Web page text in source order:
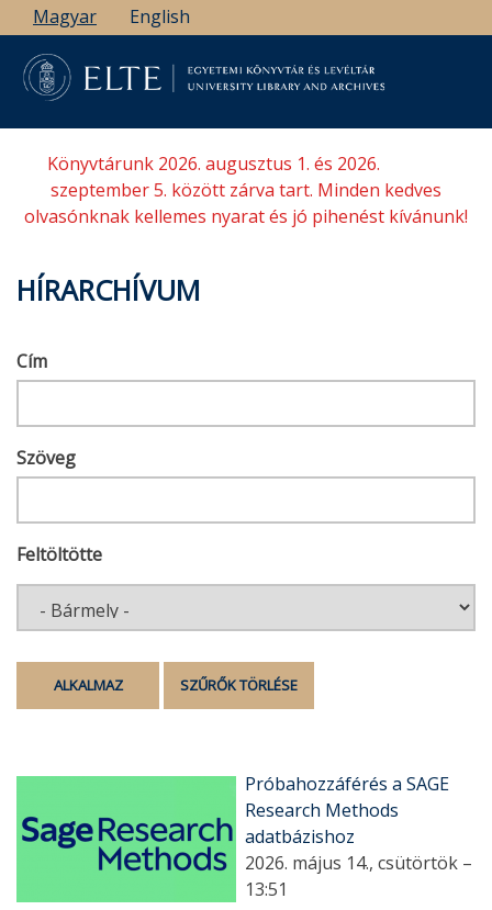
Ugrás
a
tartalomra
Magyar English
Könyvtárunk 2026. augusztus 1. és 2026.
szeptember 5. között zárva tart. Minden kedves
olvasónknak kellemes nyarat és jó pihenést kívánunk!
HÍRARCHÍVUM
Cím
Szöveg
Feltöltötte
Próbahozzáférés a SAGE
Research Methods
adatbázishoz
2026. május 14., csütörtök –
13:51